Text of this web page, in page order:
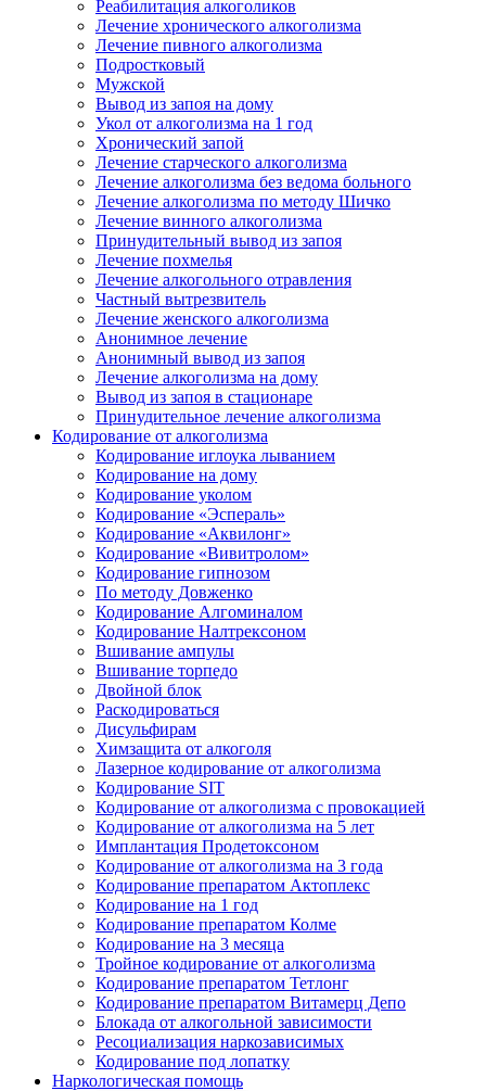
Реабилитация алкоголиков
Лечение хронического алкоголизма
Лечение пивного алкоголизма
Подростковый
Мужской
Вывод из запоя на дому
Укол от алкоголизма на 1 год
Хронический запой
Лечение старческого алкоголизма
Лечение алкоголизма без ведома больного
Лечение алкоголизма по методу Шичко
Лечение винного алкоголизма
Принудительный вывод из запоя
Лечение похмелья
Лечение алкогольного отравления
Частный вытрезвитель
Лечение женского алкоголизма
Анонимное лечение
Анонимный вывод из запоя
Лечение алкоголизма на дому
Вывод из запоя в стационаре
Принудительное лечение алкоголизма
Кодирование от алкоголизма
Кодирование иглоука лыванием
Кодирование на дому
Кодирование уколом
Кодирование «Эспераль»
Кодирование «Аквилонг»
Кодирование «Вивитролом»
Кодирование гипнозом
По методу Довженко
Кодирование Алгоминалом
Кодирование Налтрексоном
Вшивание ампулы
Вшивание торпедо
Двойной блок
Раскодироваться
Дисульфирам
Химзащита от алкоголя
Лазерное кодирование от алкоголизма
Кодирование SIT
Кодирование от алкоголизма с провокацией
Кодирование от алкоголизма на 5 лет
Имплантация Продетоксоном
Кодирование от алкоголизма на 3 года
Кодирование препаратом Актоплекс
Кодирование на 1 год
Кодирование препаратом Колме
Кодирование на 3 месяца
Тройное кодирование от алкоголизма
Кодирование препаратом Тетлонг
Кодирование препаратом Витамерц Депо
Блокада от алкогольной зависимости
Ресоциализация наркозависимых
Кодирование под лопатку
Наркологическая помощь